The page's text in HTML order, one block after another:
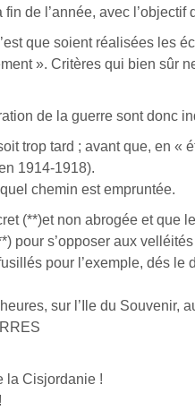
de l’année, avec l’objectif
que soient réalisées les
». Critères qui bien sûr
de la guerre sont donc
trop tard ; avant que, en «
1914-1918).
chemin est empruntée.
(**)et non abrogée et que
pour s’opposer aux
pour l’exemple, dés le
sur l’Ile du Souvenir,
la Cisjordanie !